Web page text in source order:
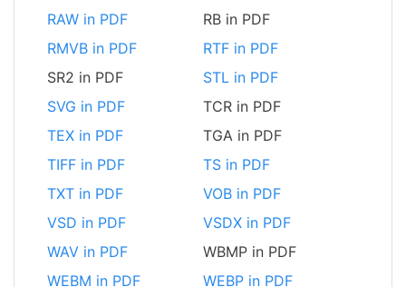
RAW in PDF
RB in PDF
RMVB in PDF
RTF in PDF
SR2 in PDF
STL in PDF
SVG in PDF
TCR in PDF
TEX in PDF
TGA in PDF
TIFF in PDF
TS in PDF
TXT in PDF
VOB in PDF
VSD in PDF
VSDX in PDF
WAV in PDF
WBMP in PDF
WEBM in PDF
WEBP in PDF